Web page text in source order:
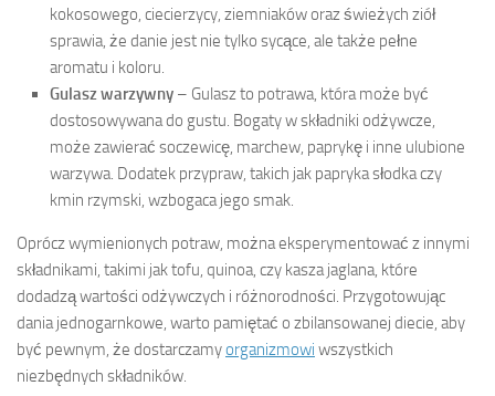
kokosowego, ciecierzycy, ziemniaków oraz świeżych ziół
sprawia, że danie jest nie tylko sycące, ale także pełne
aromatu i koloru.
Gulasz warzywny – Gulasz to potrawa, która może być
dostosowywana do gustu. Bogaty w składniki odżywcze,
może zawierać soczewicę, marchew, paprykę i inne ulubione
warzywa. Dodatek przypraw, takich jak papryka słodka czy
kmin rzymski, wzbogaca jego smak.
Oprócz wymienionych potraw, można eksperymentować z innymi
składnikami, takimi jak tofu, quinoa, czy kasza jaglana, które
dodadzą wartości odżywczych i różnorodności. Przygotowując
dania jednogarnkowe, warto pamiętać o zbilansowanej diecie, aby
być pewnym, że dostarczamyorganizmowi wszystkich
niezbędnych składników.